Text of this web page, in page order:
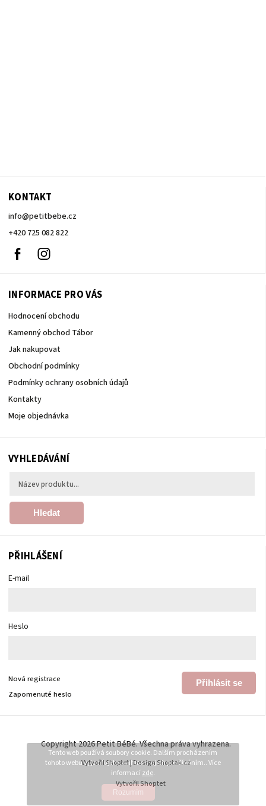
Tento web používá soubory cookie. Dalším procházením
tohoto webu vyjadřujete souhlas s jejich používáním.. Více
informacízde.
Rozumím
KONTAKT
info@petitbebe.cz
+420 725 082 822
Facebook
INFORMACE PRO VÁS
Hodnocení obchodu
Kamenný obchod Tábor
Jak nakupovat
Obchodní podmínky
Podmínky ochrany osobních údajů
Kontakty
Moje objednávka
VYHLEDÁVÁNÍ
Hledat
PŘIHLÁŠENÍ
E-mail
Heslo
Přihlásit se
Nová registrace
Zapomenuté heslo
Vytvořil Shoptet
Copyright 2026Petit BéBé. Všechna práva vyhrazena.
VytvořilShoptet| DesignShoptak.cz